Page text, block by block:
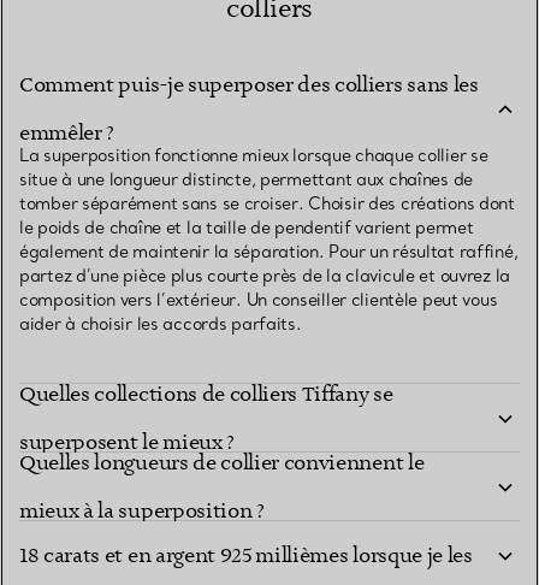
colliers
Comment puis-je superposer des colliers sans les
emmêler ?
La superposition fonctionne mieux lorsque chaque collier se
situe à une longueur distincte, permettant aux chaînes de
tomber séparément sans se croiser. Choisir des créations dont
le poids de chaîne et la taille de pendentif varient permet
également de maintenir la séparation. Pour un résultat raffiné,
partez d’une pièce plus courte près de la clavicule et ouvrez la
composition vers l’extérieur. Un conseiller clientèle peut vous
aider à choisir les accords parfaits.
Quelles collections de colliers Tiffany se
superposent le mieux ?
Quelles longueurs de collier conviennent le
mieux à la superposition ?
Puis-je mélanger les colliers Tiffany en or
18 carats et en argent 925 millièmes lorsque je les